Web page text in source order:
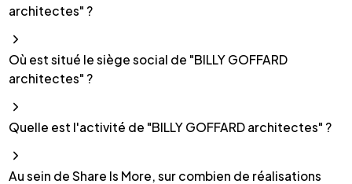
architectes" ?
Où est situé le siège social de "BILLY GOFFARD
architectes" ?
Quelle est l'activité de "BILLY GOFFARD architectes" ?
Au sein de Share Is More, sur combien de réalisations